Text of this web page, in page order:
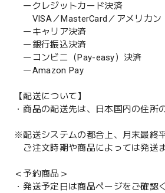
ークレジットカード決済
VISA／MasterCard／アメリカン
ーキャリア決済
ー銀行振込決済
ーコンビニ（Pay-easy）決済
ーAmazon Pay
【配送について】
・商品の配送先は、日本国内の住所
※配送システムの都合上、月末最終
ご注文時期や商品によっては発送
＜予約商品＞
・発送予定日は商品ページをご確認